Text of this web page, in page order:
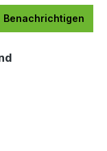
Benachrichtigen